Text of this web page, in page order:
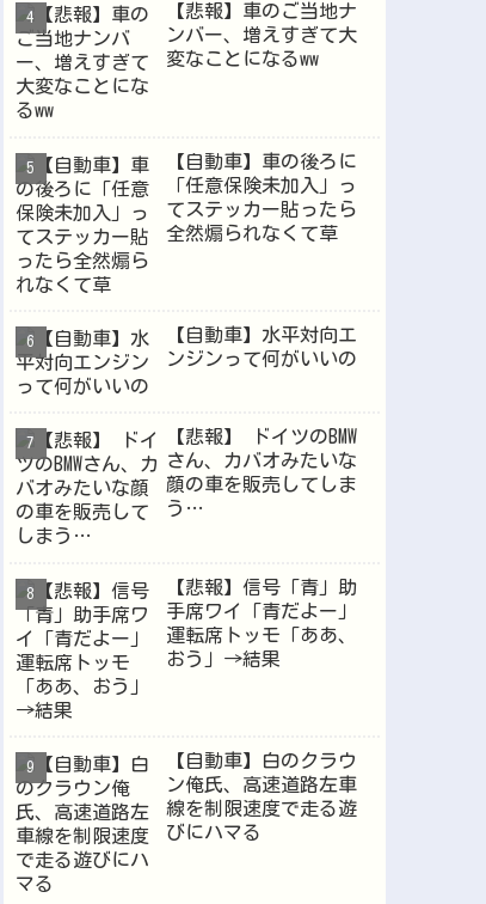
【悲報】車のご当地ナ
ンバー、増えすぎて大
変なことになるww
【自動車】車の後ろに
「任意保険未加入」っ
てステッカー貼ったら
全然煽られなくて草
【自動車】水平対向エ
ンジンって何がいいの
【悲報】 ドイツのBMW
さん、カバオみたいな
顔の車を販売してしま
う…
【悲報】信号「青」助
手席ワイ「青だよー」
運転席トッモ「ああ、
おう」→結果
【自動車】白のクラウ
ン俺氏、高速道路左車
線を制限速度で走る遊
びにハマる